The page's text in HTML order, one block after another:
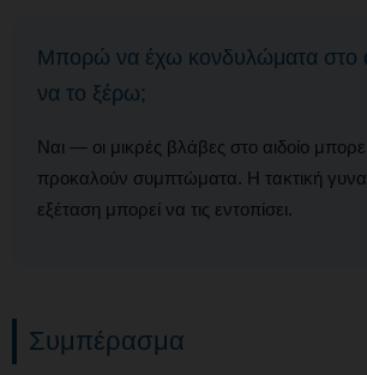
Μπορώ να έχω κονδυλώματα στο
να το ξέρω;
Ναι — οι μικρές βλάβες στο αιδοίο
προκαλούν συμπτώματα. Η τακτική
εξέταση μπορεί να τις εντοπίσει.
Συμπέρασμα